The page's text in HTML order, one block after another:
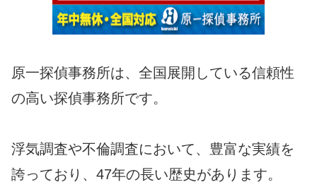
原一探偵事務所は、全国展開している信頼性
の高い探偵事務所です。
浮気調査や不倫調査において、豊富な実績を
誇っており、47年の長い歴史があります。